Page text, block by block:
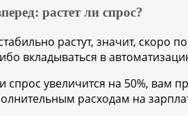
растет ли спрос?
растут, значит, скоро
вкладываться в
спрос увеличится на 50%, вам
расходам на